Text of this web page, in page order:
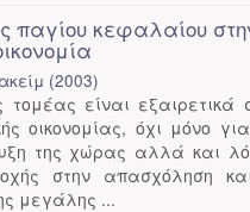
παγίου κεφαλαίου
(2003)
τομέας είναι εξαιρετικά
οικονομίας, όχι μόνο
της χώρας αλλά και
στην απασχόληση
μεγάλης ...